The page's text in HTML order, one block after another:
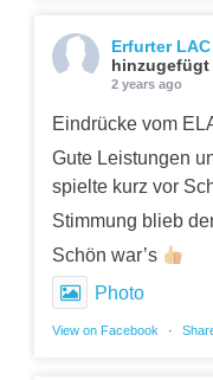
Erfurter LAC
2 years ago
Eindrücke vom
Gute Leistungen
spielte kurz vor
Stimmung blieb
Schön war’s
Photo
View on Facebook ·